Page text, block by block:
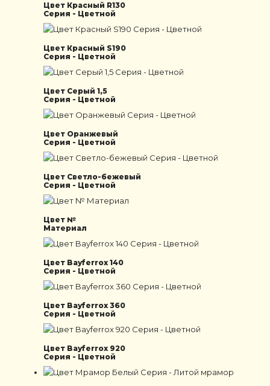
Цвет Красный R130
Серия - Цветной
Цвет Красный S190
Серия - Цветной
Цвет Серый 1,5
Серия - Цветной
Цвет Оранжевый
Серия - Цветной
Цвет Светло-бежевый
Серия - Цветной
Цвет №
Материал
Цвет Bayferrox 140
Серия - Цветной
Цвет Bayferrox 360
Серия - Цветной
Цвет Bayferrox 920
Серия - Цветной